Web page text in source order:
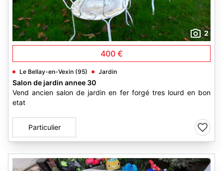
2
400 €
Le Bellay-en-Vexin (95) Jardin
Salon de jardin annee 30
Vend ancien salon de jardin en fer forgé tres lourd en bon
etat
Particulier